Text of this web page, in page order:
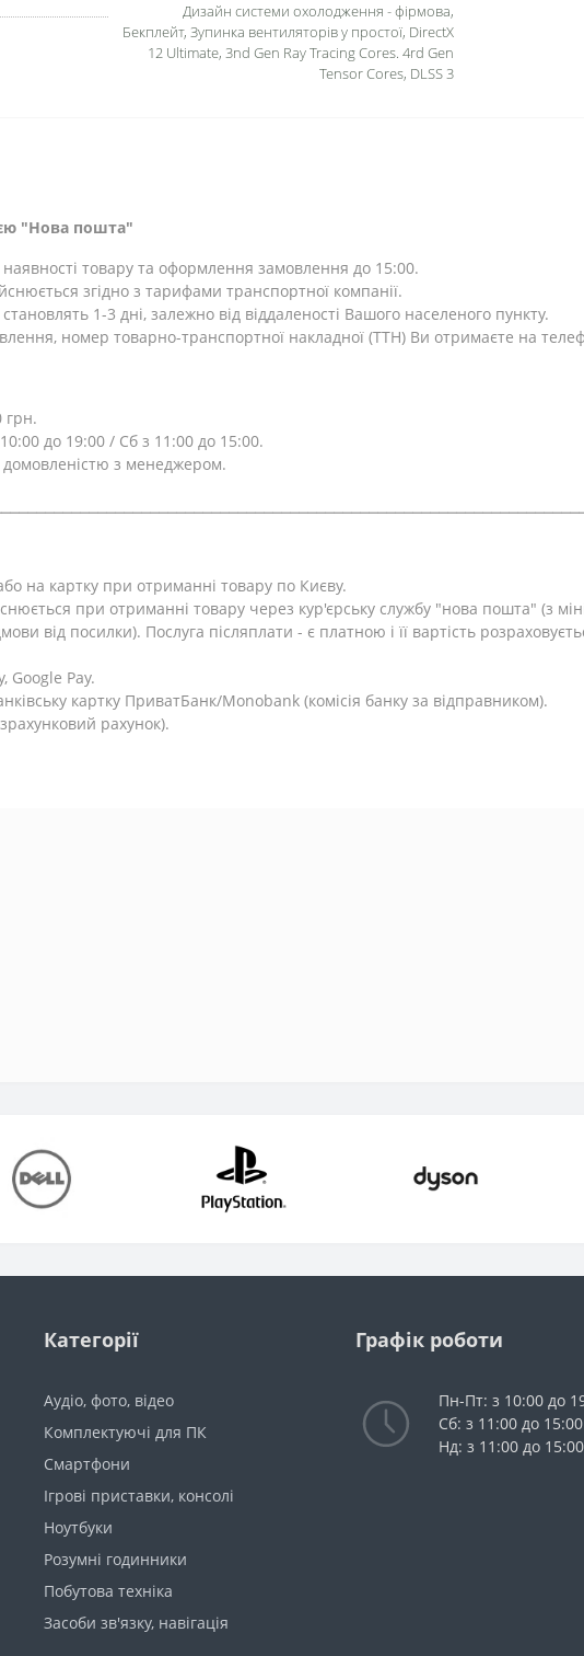
Дизайн системи охолодження - фірмова,
Бекплейт, Зупинка вентиляторів у простої, DirectX
12 Ultimate, 3nd Gen Ray Tracing Cores. 4rd Gen
Tensor Cores, DLSS 3
"Нова пошта"
товару та оформлення замовлення до 15:00.
згідно з тарифами транспортної компанії.
1-3 дні, залежно від віддаленості Вашого населеного пункту.
номер товарно-транспортної накладної (ТТН) Ви отримаєте на
грн.
до 19:00 / Сб з 11:00 до 15:00.
з менеджером.
на картку при отриманні товару по Києву.
при отриманні товару через кур'єрську службу "нова пошта" (з
від посилки). Послуга післяплати - є платною і її вартість
Google Pay.
картку ПриватБанк/Monobank (комісія банку за відправником).
рахунок).
Категорії
Аудіо, фото, відео
Комплектуючі для ПК
Смартфони
Ігрові приставки, консолі
Ноутбуки
Розумні годинники
Побутова техніка
Засоби зв'язку, навігація
Графік роботи
Пн-Пт: з 10:00 до
Сб: з 11:00 до 15:00
Нд: з 11:00 до 15:00